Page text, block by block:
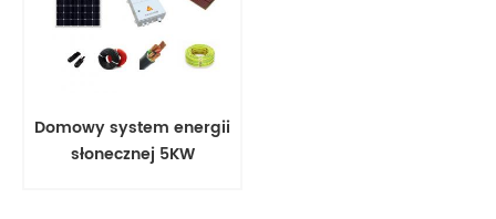
Domowy system energii
słonecznej 5KW